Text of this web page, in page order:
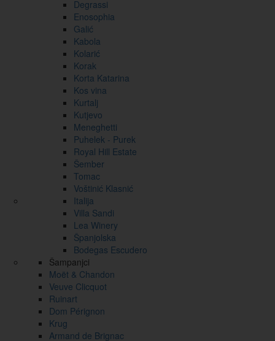
Degrassi
Enosophia
Galić
Kabola
Kolarić
Korak
Korta Katarina
Kos vina
Kurtalj
Kutjevo
Meneghetti
Puhelek - Purek
Royal Hill Estate
Šember
Tomac
Voštinić Klasnić
Italija
Villa Sandi
Lea Winery
Španjolska
Bodegas Escudero
Šampanjci
Moët & Chandon
Veuve Clicquot
Ruinart
Dom Pérignon
Krug
Armand de Brignac